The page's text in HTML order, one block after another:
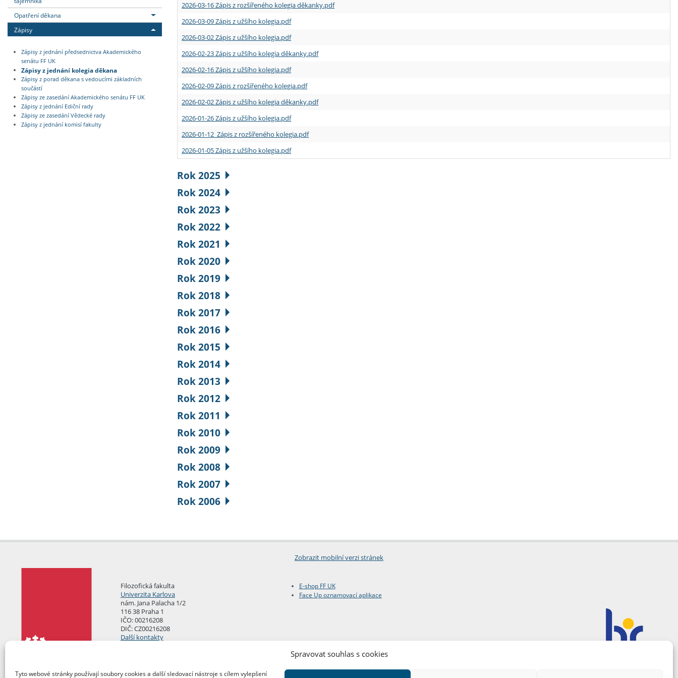
Spravovat souhlas s cookies
Tyto webové stránky používají soubory cookies a další sledovací nástroje s cílem vylepšení
Opatření děkana
Zápisy
Zápisy z jednání předsednictva Akademického
senátu FF UK
Zápisy z jednání kolegia děkana
Zápisy z porad děkana s vedoucími základních
součástí
Zápisy ze zasedání Akademického senátu FF UK
Zápisy z jednání Ediční rady
Zápisy ze zasedání Vědecké rady
Zápisy z jednání komisí fakulty
2026-03-16 Zápis z rozšířeného kolegia děkanky.pdf
2026-03-09 Zápis z užšího kolegia.pdf
2026-03-02 Zápis z užšího kolegia.pdf
2026-02-23 Zápis z užšího kolegia děkanky.pdf
2026-02-16 Zápis z užšího kolegia.pdf
2026-02-09 Zápis z rozšířeného kolegia.pdf
2026-02-02 Zápis z užšího kolegia děkanky.pdf
2026-01-26 Zápis z užšího kolegia.pdf
2026-01-12 Zápis z rozšířeného kolegia.pdf
2026-01-05 Zápis z užšího kolegia.pdf
Rok 2025
Rok 2024
Rok 2023
Rok 2022
Rok 2021
Rok 2020
Rok 2019
Rok 2018
Rok 2017
Rok 2016
Rok 2015
Rok 2014
Rok 2013
Rok 2012
Rok 2011
Rok 2010
Rok 2009
Rok 2008
Rok 2007
Rok 2006
Zobrazit mobilní verzi stránek
Filozofická fakulta
Univerzita Karlova
nám. Jana Palacha 1/2
116 38 Praha 1
IČO: 00216208
DIČ: CZ00216208
Další kontakty
E-shop FF UK
Face Up oznamovací aplikace